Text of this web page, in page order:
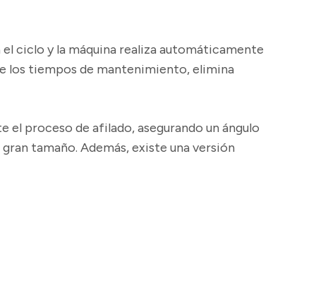
ciclo y la máquina realiza automáticamente
los tiempos de mantenimiento, elimina
proceso de afilado, asegurando un ángulo
tamaño. Además, existe una versión